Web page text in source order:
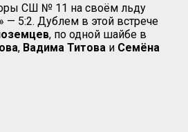
СШ № 11 на своём льду
— 5:2. Дублем в этой встрече
, по одной шайбе в
, Вадима Титова и Семёна